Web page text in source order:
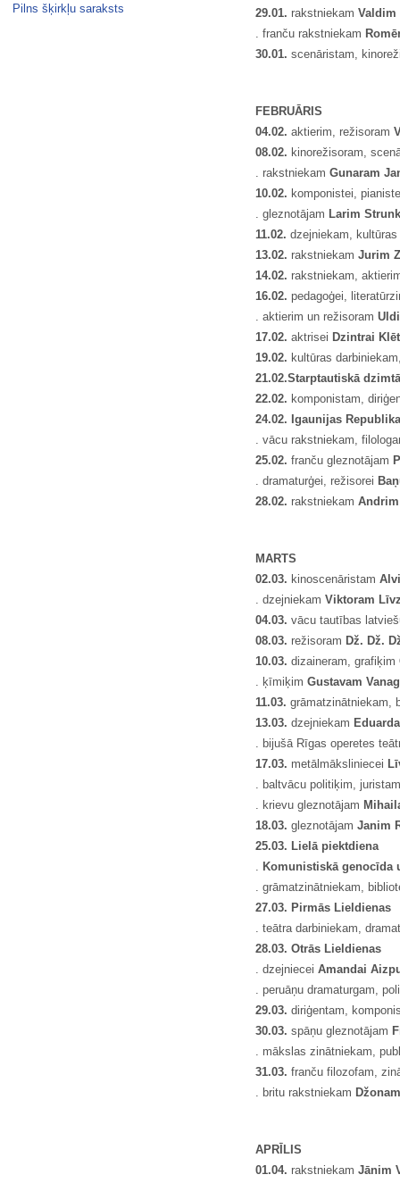
Pilns šķirkļu saraksts
29.01. rakstniekam Valdim
. franču rakstniekam
30.01. scenāristam,
FEBRUĀRIS
04.02. aktierim, režisoram
08.02. kinorežisoram,
. rakstniekam Gunaram
10.02. komponistei,
. gleznotājam Larim
11.02. dzejniekam,
13.02. rakstniekam Jurim
14.02. rakstniekam,
16.02. pedagoģei,
. aktierim un režisoram
17.02. aktrisei Dzintrai
19.02. kultūras
21.02.Starptautiskā
22.02. komponistam,
24.02. Igaunijas
. vācu rakstniekam,
25.02. franču gleznotājam
. dramaturģei, režisorei
28.02. rakstniekam
MARTS
02.03. kinoscenāristam
. dzejniekam Viktoram
04.03. vācu tautības
08.03. režisoram Dž. Dž.
10.03. dizaineram, grafiķim
. ķīmiķim Gustavam
11.03. grāmatzinātniekam,
13.03. dzejniekam
. bijušā Rīgas operetes
17.03. metālmāksliniecei
. baltvācu politiķim,
. krievu gleznotājam
18.03. gleznotājam Janim
25.03. Lielā piektdiena
. Komunistiskā genocīda
. grāmatzinātniekam,
27.03. Pirmās Lieldienas
. teātra darbiniekam,
28.03. Otrās Lieldienas
. dzejniecei Amandai
. peruāņu dramaturgam,
29.03. diriģentam,
30.03. spāņu gleznotājam
. mākslas zinātniekam,
31.03. franču filozofam,
. britu rakstniekam
APRĪLIS
01.04. rakstniekam Jānim